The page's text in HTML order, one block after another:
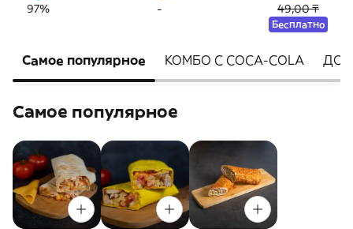
97% - 49,00 ₸
Бесплатно
Самое популярное КОМБО С COCA-COLA
Самое популярное